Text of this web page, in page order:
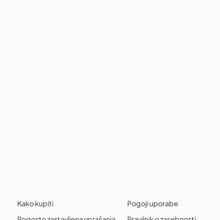
Kako kupiti
Pogoji uporabe